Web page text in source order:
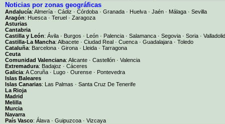
Noticias por zonas geográficas
Andalucía: Almería · Cádiz · Córdoba · Granada · Huelva · Jaén · Málaga · Sevilla
Aragón: Huesca · Teruel · Zaragoza
Asturias
Cantabria
Castilla y León: Ávila · Burgos · León · Palencia · Salamanca · Segovia · Soria · Valladolid
Castilla-La Mancha: Albacete · Ciudad Real · Cuenca · Guadalajara · Toledo
Cataluña: Barcelona · Girona · Lleida · Tarragona
Ceuta
Comunidad Valenciana: Alicante · Castellón · Valencia
Extremadura: Badajoz · Cáceres
Galicia: A Coruña · Lugo · Ourense · Pontevedra
Islas Baleares
Islas Canarias: Las Palmas · Santa Cruz De Tenerife
La Rioja
Madrid
Melilla
Murcia
Navarra
País Vasco: Álava · Guipuzcoa · Vizcaya